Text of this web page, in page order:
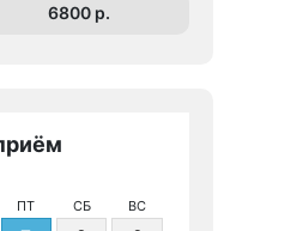
6800 p.
ПТ СБ ВС